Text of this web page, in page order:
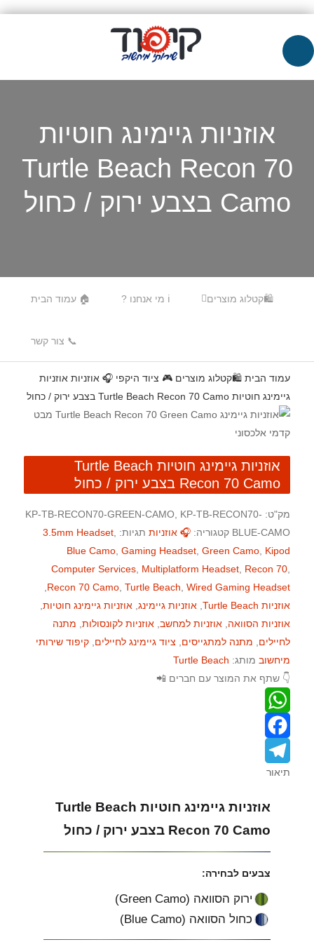
אוזניות גיימינג חוטיות
Turtle Beach Recon 70
Camo בצבע ירוק / כחול
Menu
🏠 עמוד הבית
ℹ️ מי אנחנו ? 🛍️קטלוג מוצרים
📞 צור קשר
עמוד הבית 🛍️קטלוג מוצרים 🎮 ציוד היקפי 🎧 אוזניות אוזניות
גיימינג חוטיות Turtle Beach Recon 70 Camo בצבע ירוק / כחול
אוזניות גיימינג חוטיות Turtle Beach
Recon 70 Camo בצבע ירוק / כחול
מק"ט: KP-TB-RECON70-GREEN-CAMO, KP-TB-RECON70-
BLUE-CAMO קטגוריה: 🎧 אוזניות תגיות: 3.5mm Headset
Blue Camo Gaming Headset Green Camo Kipod
Computer Services Multiplatform Headset Recon 70
Recon 70 Camo Turtle Beach Wired Gaming Headset
אוזניות Turtle Beach
אוזניות גיימינג אוזניות גיימינג חוטיות
אוזניות הסוואה אוזניות למחשב אוזניות לקונסולות מתנה
לחיילים
מתנה למתגייסים ציוד גיימינג לחיילים קיפוד שירותי
מיחשוב מותג: Turtle Beach
👇 שתף את המוצר עם חברים 📲
W
h
a
F
a
T
תיאור
אוזניות גיימינג חוטיות Turtle Beach
Recon 70 Camo בצבע ירוק / כחול
צבעים לבחירה:
ירוק הסוואה (Green Camo)
כחול הסוואה (Blue Camo)